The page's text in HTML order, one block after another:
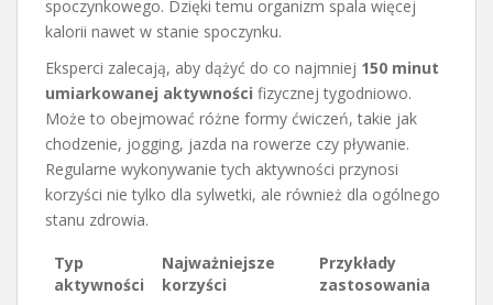
spoczynkowego. Dzięki temu organizm spala więcej
kalorii nawet w stanie spoczynku.
Eksperci zalecają, aby dążyć do co najmniej 150 minut
umiarkowanej aktywności fizycznej tygodniowo.
Może to obejmować różne formy ćwiczeń, takie jak
chodzenie, jogging, jazda na rowerze czy pływanie.
Regularne wykonywanie tych aktywności przynosi
korzyści nie tylko dla sylwetki, ale również dla ogólnego
stanu zdrowia.
Typ
aktywności
Najważniejsze
korzyści
Przykłady
zastosowania